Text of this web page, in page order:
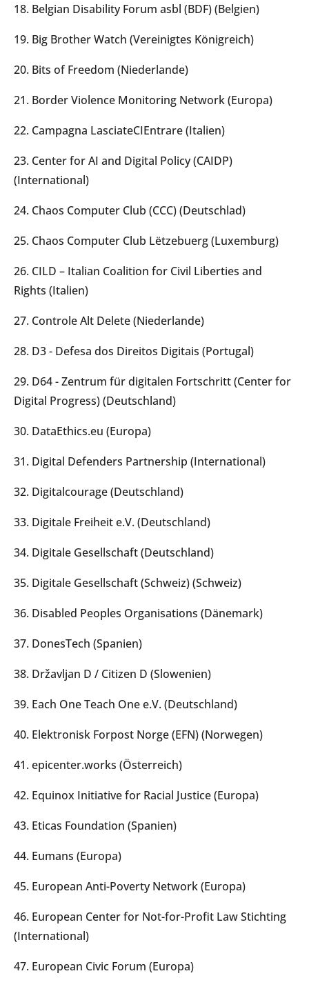
18. Belgian Disability Forum asbl (BDF) (Belgien)
19. Big Brother Watch (Vereinigtes Königreich)
20. Bits of Freedom (Niederlande)
21. Border Violence Monitoring Network (Europa)
22. Campagna LasciateCIEntrare (Italien)
23. Center for AI and Digital Policy (CAIDP)
(International)
24. Chaos Computer Club (CCC) (Deutschlad)
25. Chaos Computer Club Lëtzebuerg (Luxemburg)
26. CILD – Italian Coalition for Civil Liberties and
Rights (Italien)
27. Controle Alt Delete (Niederlande)
28. D3 - Defesa dos Direitos Digitais (Portugal)
29. D64 - Zentrum für digitalen Fortschritt (Center for
Digital Progress) (Deutschland)
30. DataEthics.eu (Europa)
31. Digital Defenders Partnership (International)
32. Digitalcourage (Deutschland)
33. Digitale Freiheit e.V. (Deutschland)
34. Digitale Gesellschaft (Deutschland)
35. Digitale Gesellschaft (Schweiz) (Schweiz)
36. Disabled Peoples Organisations (Dänemark)
37. DonesTech (Spanien)
38. Državljan D / Citizen D (Slowenien)
39. Each One Teach One e.V. (Deutschland)
40. Elektronisk Forpost Norge (EFN) (Norwegen)
41. epicenter.works (Österreich)
42. Equinox Initiative for Racial Justice (Europa)
43. Eticas Foundation (Spanien)
44. Eumans (Europa)
45. European Anti-Poverty Network (Europa)
46. European Center for Not-for-Profit Law Stichting
(International)
47. European Civic Forum (Europa)